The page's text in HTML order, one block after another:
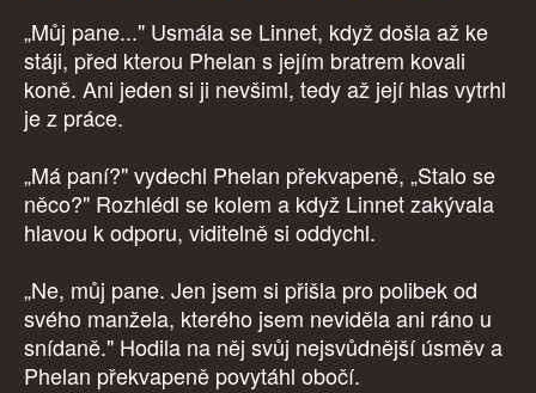
„Můj pane..." Usmála se Linnet, když došla až ke
stáji, před kterou Phelan s jejím bratrem kovali
koně. Ani jeden si ji nevšiml, tedy až její hlas vytrhl
je z práce.
„Má paní?" vydechl Phelan překvapeně, „Stalo se
něco?" Rozhlédl se kolem a když Linnet zakývala
hlavou k odporu, viditelně si oddychl.
„Ne, můj pane. Jen jsem si přišla pro polibek od
svého manžela, kterého jsem neviděla ani ráno u
snídaně." Hodila na něj svůj nejsvůdnější úsměv a
Phelan překvapeně povytáhl obočí.